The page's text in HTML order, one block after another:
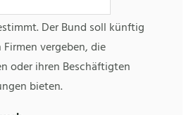
Der Bund soll künftig
vergeben, die
oder ihren Beschäftigten
bieten.